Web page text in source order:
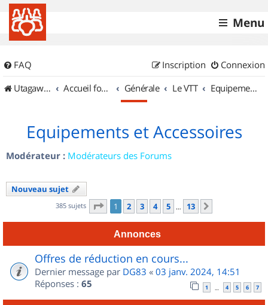
Menu
FAQ Connexion
Inscription
UtagawaVTT (Randos VTT et VTTAE avec traces GPS)
Accueil forum Générale Le VTT Equipements et Accessoires
Equipements et Accessoires
Modérateur : Modérateurs des Forums
Nouveau sujet
385 sujets Page 1sur
1 2 3 4 5 … 13
Annonces
Offres de réduction en cours...
Dernier message par DG83 « 03 janv. 2024, 14:51
Réponses : 65 1 … 4 5 6 7